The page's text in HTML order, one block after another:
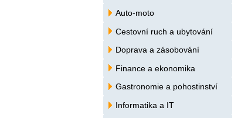
Auto-moto
Cestovní ruch a ubytování
Doprava a zásobování
Finance a ekonomika
Gastronomie a pohostinství
Informatika a IT